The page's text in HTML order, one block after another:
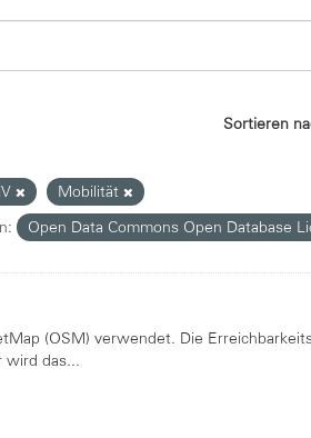
Sortieren
Mobilität
Open Data Commons Open Database
(OSM) verwendet. Die
wird das...